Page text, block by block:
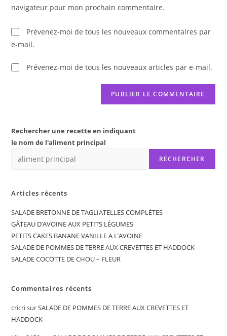
(facultatif)
navigateur pour mon prochain commentaire.
Prévenez-moi de tous les nouveaux commentaires par
e-mail.
Prévenez-moi de tous les nouveaux articles par e-mail.
Rechercher une recette en indiquant
le nom de l'aliment principal
RECHERCHER
Articles récents
SALADE BRETONNE DE TAGLIATELLES COMPLÈTES
GÂTEAU D’AVOINE AUX PETITS LÉGUMES
PETITS CAKES BANANE VANILLE A L’AVOINE
SALADE DE POMMES DE TERRE AUX CREVETTES ET HADDOCK
SALADE COCOTTE DE CHOU – FLEUR
Commentaires récents
cricrisurSALADE DE POMMES DE TERRE AUX CREVETTES ET
HADDOCK